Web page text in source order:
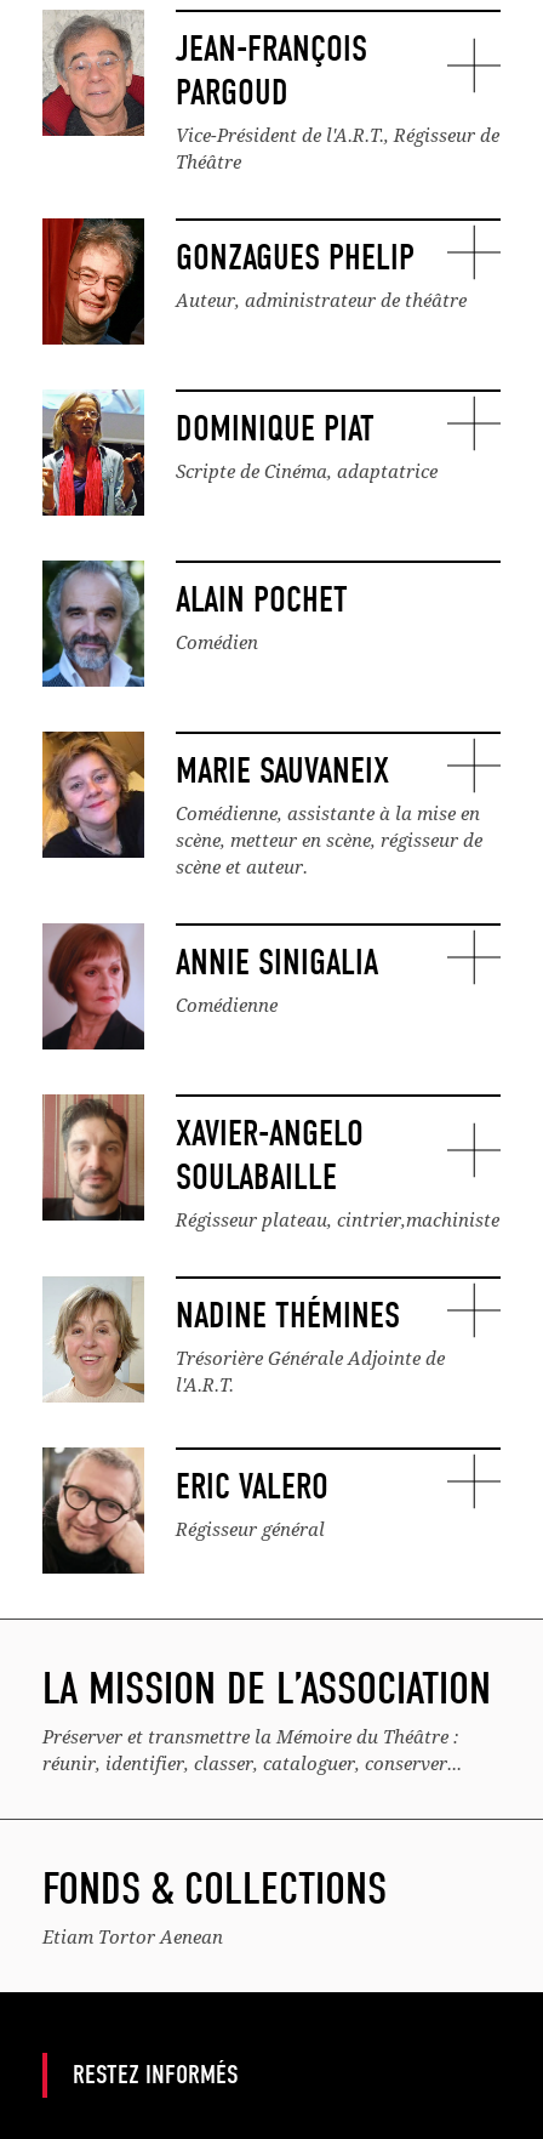
JEAN-FRANÇOIS
PARGOUD
Vice-Président de l'A.R.T., Régisseur de
Théâtre
GONZAGUES PHELIP
Auteur, administrateur de théâtre
DOMINIQUE PIAT
Scripte de Cinéma, adaptatrice
ALAIN POCHET
Comédien
MARIE SAUVANEIX
Comédienne, assistante à la mise en
scène, metteur en scène, régisseur de
scène et auteur.
ANNIE SINIGALIA
Comédienne
XAVIER-ANGELO
SOULABAILLE
Régisseur plateau, cintrier,machiniste
NADINE THÉMINES
Trésorière Générale Adjointe de
l'A.R.T.
ERIC VALERO
Régisseur général
LA MISSION DE L’ASSOCIATION
Préserver et transmettre la Mémoire du Théâtre :
réunir, identifier, classer, cataloguer, conserver...
FONDS & COLLECTIONS
Etiam Tortor Aenean
RESTEZ INFORMÉS